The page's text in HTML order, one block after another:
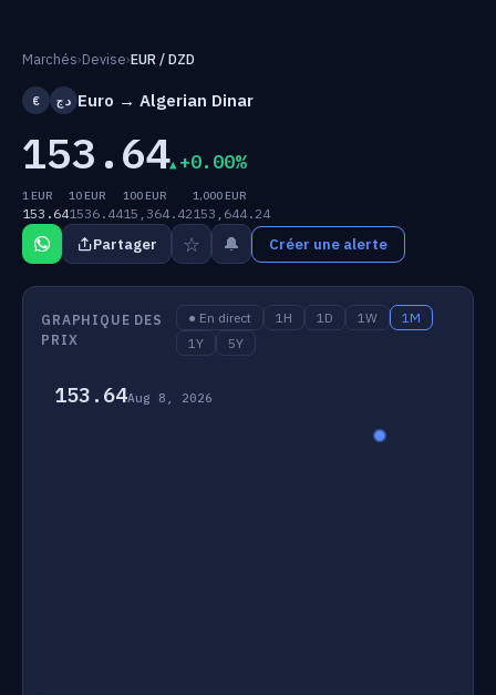
Marchés›Devise›EUR / DZD
€ دج Euro → Algerian Dinar
153.64 +0.00%
1 EUR
153.64
10 EUR
1536.44
100 EUR
15,364.42
1,000 EUR
153,644.24
Partager ☆ 🔔 Créer une alerte
GRAPHIQUE DES
PRIX
● En direct 1H 1D 1W
1M
1Y
5Y
153.64Aug 8, 2026